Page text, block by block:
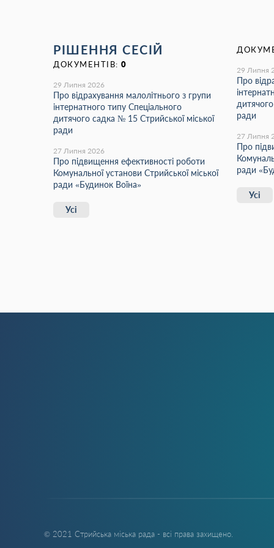
РІШЕННЯ СЕСІЙ
ДОКУМЕНТІВ: 0
29 Липня 2026
Про відрахування малолітнього з групи
інтернатного типу Спеціального
дитячого садка № 15 Стрийської міської
ради
27 Липня 2026
Про підвищення ефективності роботи
Комунальної установи Стрийської міської
ради «Будинок Воїна»
Усі
29 Липня
Про
ради
27 Липня
Про
ради
Усі
© 2021 Стрийська міська рада - всі права захищено.